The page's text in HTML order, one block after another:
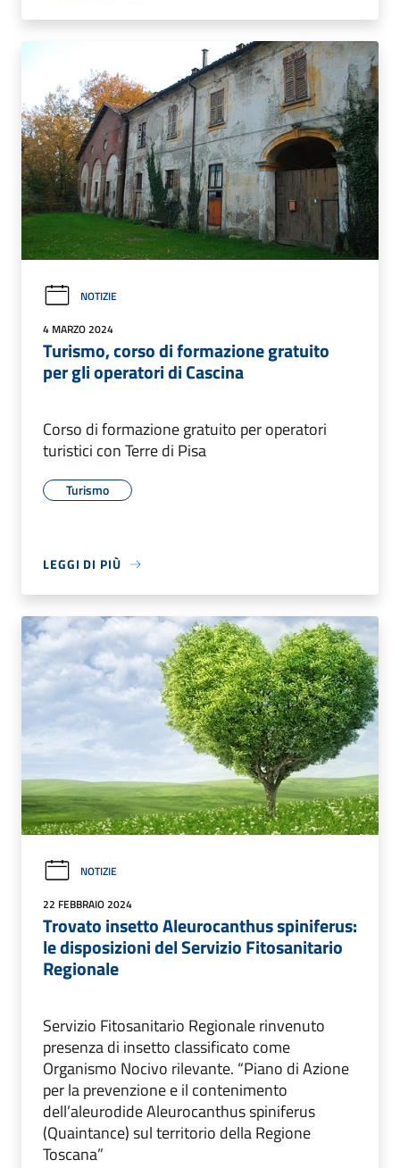
NOTIZIE
4 MARZO 2024
Turismo, corso di formazione gratuito
per gli operatori di Cascina
Corso di formazione gratuito per operatori
turistici con Terre di Pisa
Turismo
LEGGI DI PIÙ
NOTIZIE
22 FEBBRAIO 2024
Trovato insetto Aleurocanthus spiniferus:
le disposizioni del Servizio Fitosanitario
Regionale
Servizio Fitosanitario Regionale rinvenuto
presenza di insetto classificato come
Organismo Nocivo rilevante. “Piano di Azione
per la prevenzione e il contenimento
dell’aleurodide Aleurocanthus spiniferus
(Quaintance) sul territorio della Regione
Toscana”